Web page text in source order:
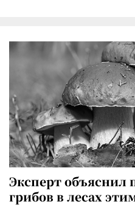
Эксперт объяснил
грибов в лесах